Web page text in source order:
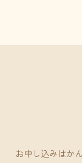
お申し込みはか